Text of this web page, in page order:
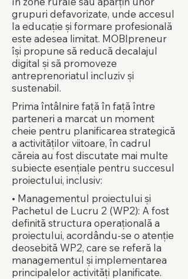
grupuri defavorizate, unde accesul
la educație și formare profesională
este adesea limitat. MOBIpreneur
își propune să reducă decalajul
digital și să promoveze
antreprenoriatul incluziv și
sustenabil.
Prima întâlnire față în față între
parteneri a marcat un moment
cheie pentru planificarea strategică
a activităților viitoare, în cadrul
căreia au fost discutate mai multe
subiecte esențiale pentru succesul
proiectului, inclusiv:
• Managementul proiectului și
Pachetul de Lucru 2 (WP2): A fost
definită structura operațională a
proiectului, acordându-se o atenție
deosebită WP2, care se referă la
managementul și implementarea
principalelor activități planificate.